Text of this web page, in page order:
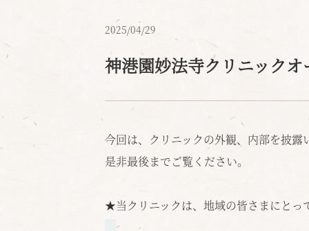
2025/04/29
神港園妙法寺クリニック
今回は、クリニックの外観、内部を披露
是非最後までご覧ください。
★当クリニックは、地域の皆さまにとっ